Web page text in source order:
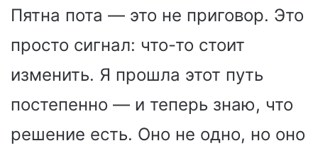
Пятна пота — это не приговор. Это
просто сигнал: что-то стоит
изменить. Я прошла этот путь
постепенно — и теперь знаю, что
решение есть. Оно не одно, но оно